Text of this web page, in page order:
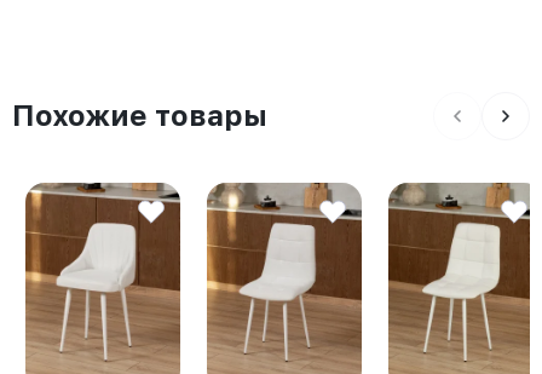
Похожие товары